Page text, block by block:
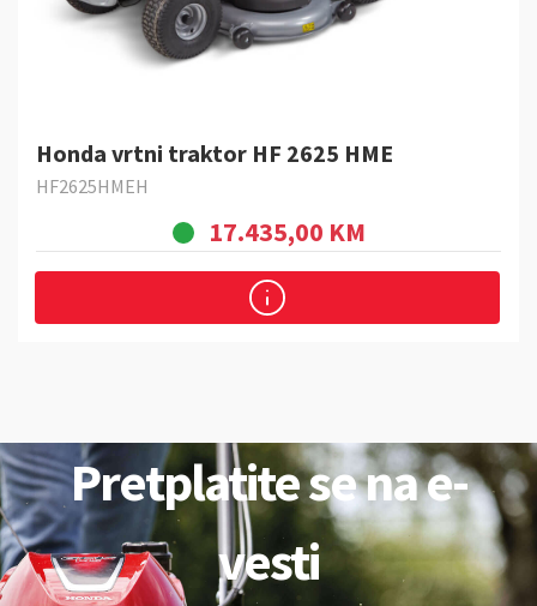
Honda vrtni traktor HF 2625 HME
HF2625HMEH
17.435,00 KM
Pretplatite se na e-
vesti